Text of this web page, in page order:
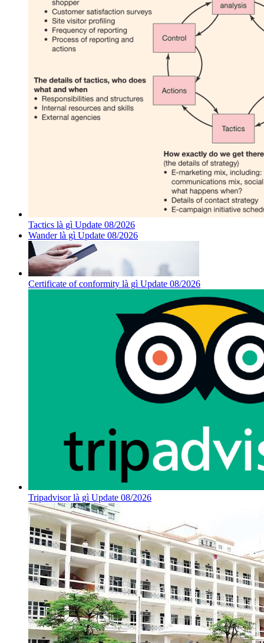
Tactics là gì Update 08/2026
Wander là gì Update 08/2026
Certificate of conformity là gì Update 08/2026
Tripadvisor là gì Update 08/2026